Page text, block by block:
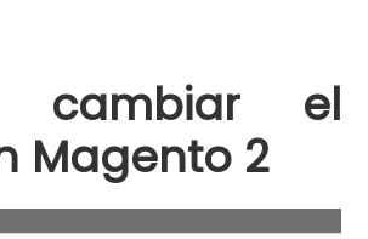
cambiar el
Magento 2